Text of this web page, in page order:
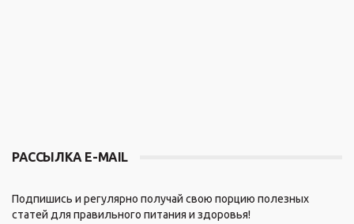
РАССЫЛКА E-MAIL
Подпишись и регулярно получай свою порцию полезных
статей для правильного питания и здоровья!